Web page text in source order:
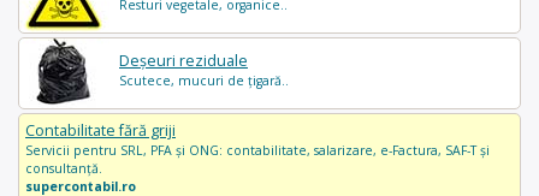
Resturi vegetale, organice..
Deșeuri reziduale
Scutece, mucuri de țigară..
Contabilitate fără griji
Servicii pentru SRL, PFA și ONG: contabilitate, salarizare, e-Factura, SAF-T și
consultanță.
supercontabil.ro